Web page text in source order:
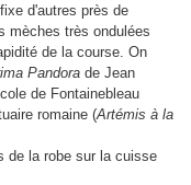
d'autres près de
mèches très ondulées
de la course. On
Pandora de Jean
de Fontainebleau
romaine (Artémis à la
de la robe sur la cuisse